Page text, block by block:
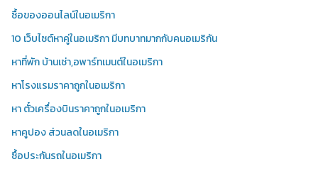
ซื้อของออนไลน์ในอเมริกา
10 เว็บไซต์หาคู่ในอเมริกา มีบทบาทมากกับคนอเมริกัน
หาที่พัก บ้านเช่า,อพาร์ทเมนต์ในอเมริกา
หาโรงแรมราคาถูกในอเมริกา
หา ตั๋วเครื่องบินราคาถูกในอเมริกา
หาคูปอง ส่วนลดในอเมริกา
ซื้อประกันรถในอเมริกา